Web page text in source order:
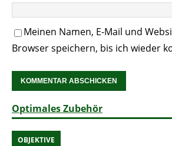
Meinen Namen, E-Mail und
Browser speichern, bis ich wieder
Optimales Zubehör
OBJEKTIVE